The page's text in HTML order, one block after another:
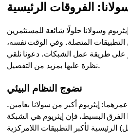
الفروقات الرئيسية
وسولانا حلولًا شائعة للمستثمرين
التطبيقات المتصلة. وفي الوقت نفسه،
على طريقة عمل الشبكات. دعونا نلقي
نظرة عليها بمزيد من التفصيل.
نضوج النظام البيئي
إيثريوم أكبر من سولانا بعامين.
البسيط، فإن إيثريوم هي الشبكة
الرئيسية لأكبر التطبيقات اللامركزية (مثل MakerDAO